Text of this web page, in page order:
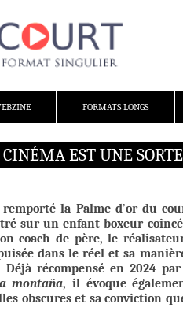
FORMATS LONGS
EST UNE
la Palme d’or du
sur un enfant boxeur
coach de père, le
dans le réel et sa
récompensé en 2024
montaña, il évoque
obscures et sa conviction